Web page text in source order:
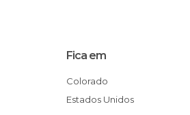
Fica em
Colorado
Estados Unidos